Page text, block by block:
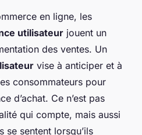
en ligne, les
utilisateur jouent un
des ventes. Un
vise à anticiper et à
consommateurs pour
d’achat. Ce n’est pas
qui compte, mais aussi
se sentent lorsqu’ils